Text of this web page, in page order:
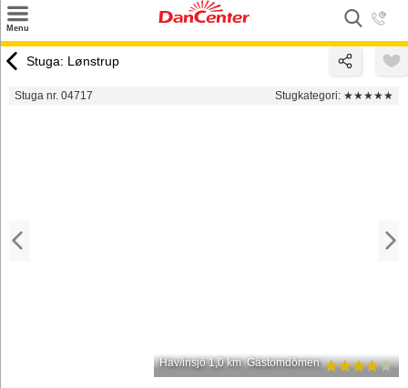
Menu
Tilbud
Stuga: Lønstrup
Stuga nr. 04717 Stugkategori: ★★★★★
Hav/insjö 1,0 km Gästomdömen